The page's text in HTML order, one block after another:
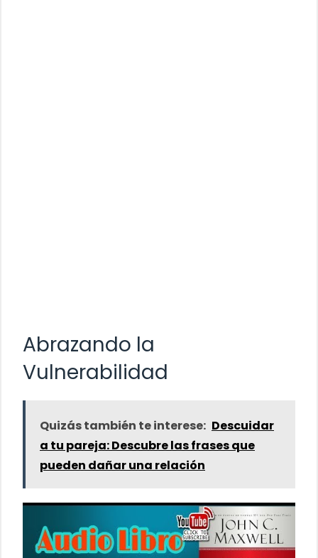
Abrazando la
Vulnerabilidad
Quizás también te interese: Descuidar
a tu pareja: Descubre las frases que
pueden dañar una relación